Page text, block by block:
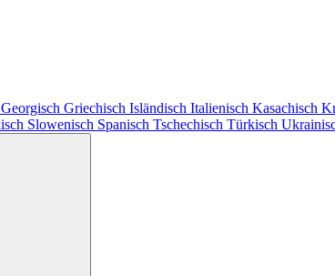
Georgisch Griechisch Isländisch Italienisch Kasachisch
Slowenisch Spanisch Tschechisch Türkisch